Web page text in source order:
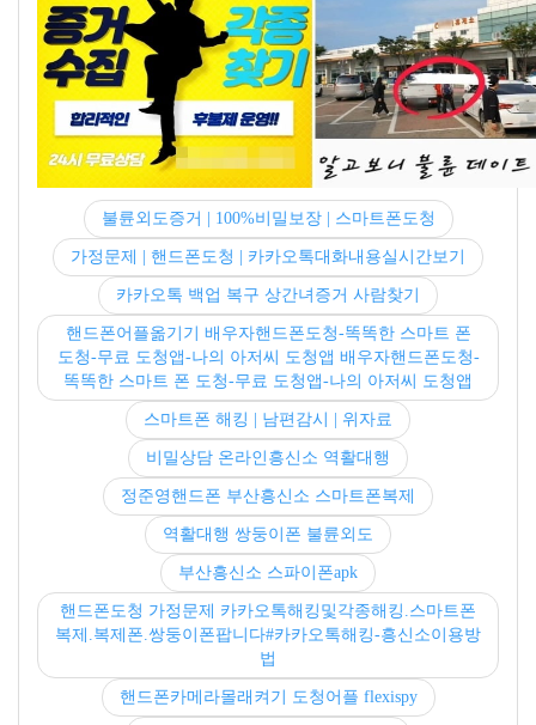
불륜외도증거 | 100%비밀보장 | 스마트폰도청
가정문제 | 핸드폰도청 | 카카오톡대화내용실시간보기
카카오톡 백업 복구 상간녀증거 사람찾기
핸드폰어플옮기기 배우자핸드폰도청-똑똑한 스마트 폰
도청-무료 도청앱-나의 아저씨 도청앱 배우자핸드폰도청-
똑똑한 스마트 폰 도청-무료 도청앱-나의 아저씨 도청앱
스마트폰 해킹 | 남편감시 | 위자료
비밀상담 온라인흥신소 역활대행
정준영핸드폰 부산흥신소 스마트폰복제
역활대행 쌍둥이폰 불륜외도
부산흥신소 스파이폰apk
핸드폰도청 가정문제 카카오톡해킹및각종해킹.스마트폰
복제.복제폰.쌍둥이폰팝니다#카카오톡해킹-흥신소이용방
법
핸드폰카메라몰래켜기 도청어플 flexispy